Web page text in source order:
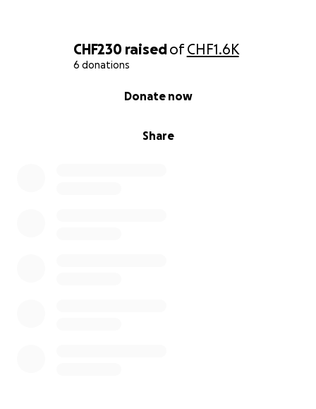
CHF230 raisedofCHF1.6K
6 donations
Share
Donate now